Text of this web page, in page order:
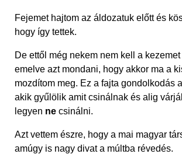
Fejemet hajtom az áldozatuk előtt és
hogy így tettek.
De ettől még nekem nem kell a
emelve azt mondani, hogy akkor ma a
mozdítom meg. Ez a fajta gondolkodás
akik gyűlölik amit csinálnak és alig
legyen ne csinálni.
Azt vettem észre, hogy a mai magyar
amúgy is nagy divat a múltba révedés.